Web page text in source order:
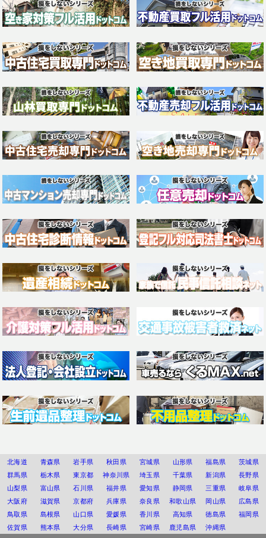
北海道 青森県 岩手県 秋田県 宮城県 山形県 福島県
茨城県
群馬県
栃木県 東京都 神奈川県 埼玉県 千葉県 新潟県
長野県
山梨県
富山県 石川県 福井県 愛知県 静岡県 三重県
岐阜県
大阪府
滋賀県 京都府 兵庫県 奈良県 和歌山県 岡山県
広島県
鳥取県
島根県 山口県 愛媛県 香川県 高知県 徳島県
福岡県
佐賀県
熊本県 大分県 長崎県 宮崎県 鹿児島県 沖縄県